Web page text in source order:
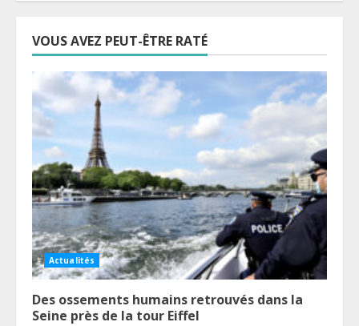
VOUS AVEZ PEUT-ÊTRE RATÉ
Actualités
Des ossements humains retrouvés dans la
Seine près de la tour Eiffel